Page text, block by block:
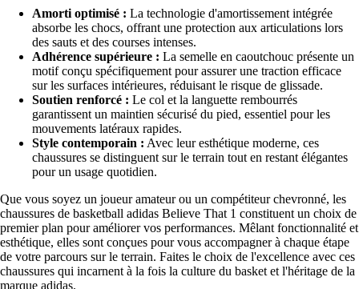
Amorti optimisé : La technologie d'amortissement intégrée
absorbe les chocs, offrant une protection aux articulations lors
des sauts et des courses intenses.
Adhérence supérieure : La semelle en caoutchouc présente un
motif conçu spécifiquement pour assurer une traction efficace
sur les surfaces intérieures, réduisant le risque de glissade.
Soutien renforcé : Le col et la languette rembourrés
garantissent un maintien sécurisé du pied, essentiel pour les
mouvements latéraux rapides.
Style contemporain : Avec leur esthétique moderne, ces
chaussures se distinguent sur le terrain tout en restant élégantes
pour un usage quotidien.
Que vous soyez un joueur amateur ou un compétiteur chevronné, les
chaussures de basketball adidas Believe That 1 constituent un choix de
premier plan pour améliorer vos performances. Mêlant fonctionnalité et
esthétique, elles sont conçues pour vous accompagner à chaque étape
de votre parcours sur le terrain. Faites le choix de l'excellence avec ces
chaussures qui incarnent à la fois la culture du basket et l'héritage de la
marque adidas.